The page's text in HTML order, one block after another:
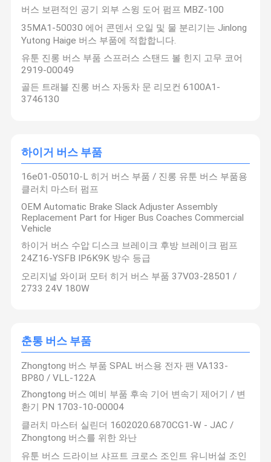
버스 보편적인 공기 외부 스윙 도어 펌프 MBZ-100
35MA1-50030 에어 콘덴서 오일 및 물 분리기는 Jinlong
Yutong Haige 버스 부품에 적합합니다.
유툰 진롱 버스 부품 스프러스 스탠드 볼 힌지 고무 코어
2919-00049
골든 트래블 진롱 버스 자동차 문 리모컨 6100A1-
3746130
하이거 버스 부품
16e01-05010-L 히거 버스 부품 / 진롱 유툰 버스 부품용
클러치 마스터 펌프
OEM Automatic Brake Slack Adjuster Assembly
Replacement Part for Higer Bus Coaches Commercial
Vehicle
하이거 버스 수압 디스크 브레이크 후방 브레이크 펌프
24Z16-YSFB IP6K9K 방수 등급
오리지널 와이퍼 모터 히거 버스 부품 37V03-28501 /
2733 24V 180W
춘통 버스 부품
Zhongtong 버스 부품 SPAL 버스용 전자 팬 VA133-
BP80 / VLL-122A
Zhongtong 버스 예비 부품 후속 기어 변속기 제어기 / 변
환기 PN 1703-10-00004
클러치 마스터 실린더 1602020.6870CG1-W - JAC /
Zhongtong 버스를 위한 와난
유툰 버스 드라이브 샤프트 크로스 조인트 유니버설 조인